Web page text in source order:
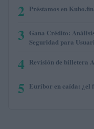
2 Préstamos en
3 Gana Crédito:
Seguridad para
4 Revisión de billetera
5 Euríbor en caída: ¿el